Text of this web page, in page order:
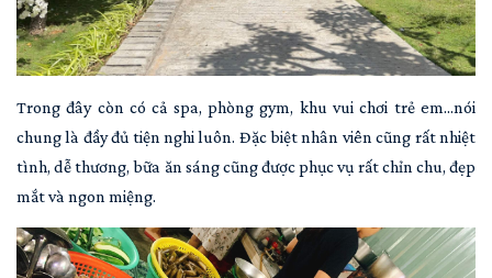
Trong đây còn có cả spa, phòng gym, khu vui chơi trẻ em...nói
chung là đầy đủ tiện nghi luôn. Đặc biệt nhân viên cũng rất nhiệt
tình, dễ thương, bữa ăn sáng cũng được phục vụ rất chỉn chu, đẹp
mắt và ngon miệng.